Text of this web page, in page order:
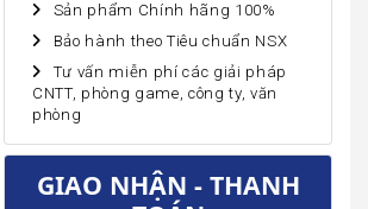
Sản phẩm Chính hãng 100%
Bảo hành theo Tiêu chuẩn NSX
Tư vấn miễn phí các giải pháp
CNTT, phòng game, công ty, văn
phòng
GIAO NHẬN - THANH